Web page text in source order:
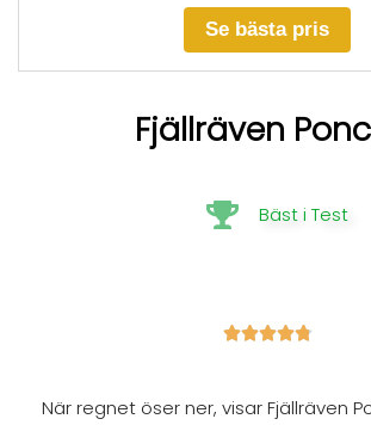
Se bästa pris
Fjällräven
Bäst i Test

När regnet öser ner, visar Fjällräven